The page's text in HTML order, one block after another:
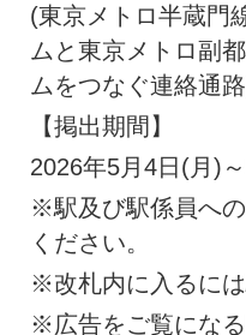
(東京メトロ半蔵門
ムと東京メトロ副
ムをつなぐ連絡通
【掲出期間】
2026年5月4日(月)
※駅及び駅係員へ
ください。
※改札内に入るには
※広告をご覧にな